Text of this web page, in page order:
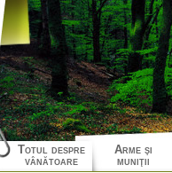
Totul despre
vânătoare
Arme şi
muniţii